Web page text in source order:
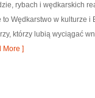
rybach i wędkarskich
to Wędkarstwo w kulturze
którzy lubią wyciągać
More ]